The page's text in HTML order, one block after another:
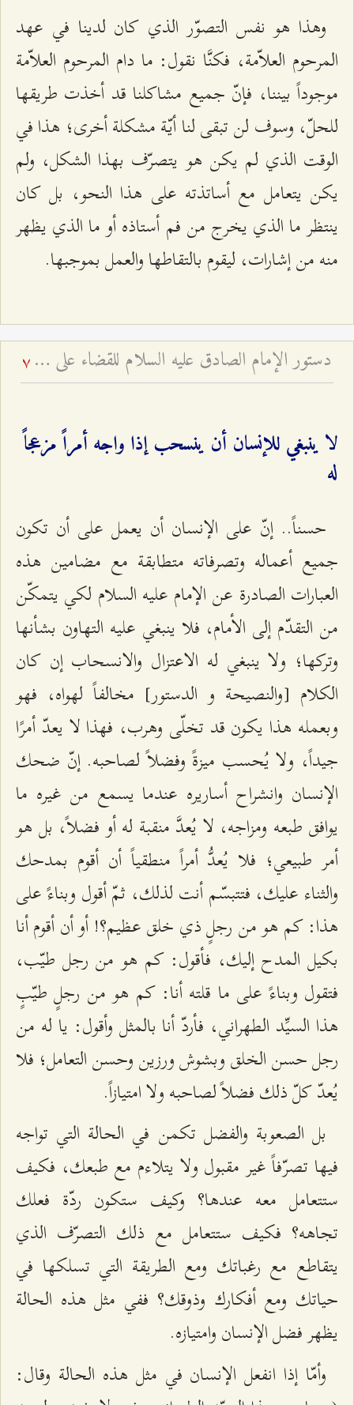
وهذا هو نفس التصوّر الذي كان لدينا في عهد
المرحوم العلاّمة، فكنَّا نقول: ما دام المرحوم العلاّمة
موجوداً بيننا، فإنّ جميع مشاكلنا قد أخذت طريقها
للحلّ، وسوف لن تبقى لنا أيّة مشكلة أخرى؛ هذا في
الوقت الذي لم يكن هو يتصرّف بهذا الشكل، ولم
يكن يتعامل مع أساتذته على هذا النحو، بل كان
ينتظر ما الذي يخرج من فم أستاذه أو ما الذي يظهر
منه من إشارات، ليقوم بالتقاطها والعمل بموجبها.
دستور الإمام الصادق عليه السلام للقضاء على الفرعونية 7
لا ينبغي للإنسان أن ينسحب إذا واجه أمراً مزعجاً
له
حسناً.. إنّ على الإنسان أن يعمل على أن تكون
جميع أعماله وتصرفاته متطابقة مع مضامين هذه
العبارات الصادرة عن الإمام عليه السلام لكي يتمكّن
من التقدّم إلى الأمام، فلا ينبغي عليه التهاون بشأنها
وتركها؛ ولا ينبغي له الاعتزال والانسحاب إن كان
الكلام [والنصيحة و الدستور] مخالفاً لهواه، فهو
وبعمله هذا يكون قد تخلّى وهرب، فهذا لا يعدّ أمرًا
جيداً، ولا يُحسب ميزةً وفضلاً لصاحبه. إنّ ضحك
الإنسان وانشراح أساريره عندما يسمع من غيره ما
يوافق طبعه ومزاجه، لا يُعدَّ منقبة له أو فضلاً، بل هو
أمر طبيعي؛ فلا يُعدُّ أمراً منطقياً أن أقوم بمدحك
والثناء عليك، فتتبسّم أنت لذلك، ثمّ أقول وبناءً على
هذا: كم هو من رجلٍ ذي خلق عظيم؟! أو أن أقوم أنا
بكيل المدح إليك، فأقول: كم هو من رجل طيّب،
فتقول وبناءً على ما قلته أنا: كم هو من رجلٍ طيّبٍ
هذا السيِّد الطهراني، فأردّ أنا بالمثل وأقول: يا له من
رجل حسن الخلق وبشوش ورزين وحسن التعامل؛ فلا
يُعدّ كلّ ذلك فضلاً لصاحبه ولا امتيازاً.
بل الصعوبة والفضل تكمن في الحالة التي تواجه
فيها تصرّفاً غير مقبول ولا يتلاءم مع طبعك، فكيف
ستتعامل معه عندها؟ وكيف ستكون ردّة فعلك
تجاهه؟ فكيف ستتعامل مع ذلك التصرّف الذي
يتقاطع مع رغباتك ومع الطريقة التي تسلكها في
حياتك ومع أفكارك وذوقك؟ ففي مثل هذه الحالة
يظهر فضل الإنسان وامتيازه.
وأمّا إذا انفعل الإنسان في مثل هذه الحالة وقال: